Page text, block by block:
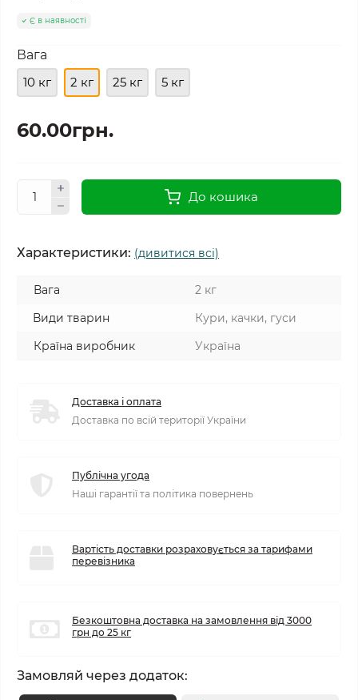
Є в наявності
Вага
10 кг
2 кг 25 кг 5 кг
60.00грн.
До кошика
Характеристики: (дивитися всі)
Вага
2 кг
Види тварин
Кури, качки, гуси
Країна виробник
Україна
Доставка і оплата
Доставка по всій території України
Публічна угода
Наші гарантії та політика повернень
Вартість доставки розраховується за тарифами
перевізника
Безкоштовна доставка на замовлення від 3000
грн до 25 кг
Замовляй через додаток: